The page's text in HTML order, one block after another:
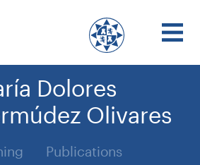
Dolores
Olivares
Publications